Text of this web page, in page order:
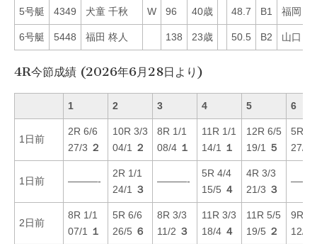
5号艇 4349 犬童 千秋 W 96 40歳 48.7 B1 福岡
6号艇 5448 福田 柊人 138 23歳 50.5 B2 山口
4R今節成績 (2026年6月28日より)
1 2 3 4 5 6
1日前
2R 6/6
27/3 ２
10R 3/3
04/1
２
8R 1/1
08/4 １
11R 1/1
14/1
１
12R 6/5
19/1
５
5R 6/
27/6
1日前 ———-
2R 1/1
24/1
３
———-
5R 4/4
15/5 ４
4R 3/3
21/3 ３
2日前
8R 1/1
07/1
１
5R 6/6
26/5 ６
8R 3/3
11/2 ３
11R 3/3
18/4 ４
11R 5/5
19/5 ２
9R 5/
12/1